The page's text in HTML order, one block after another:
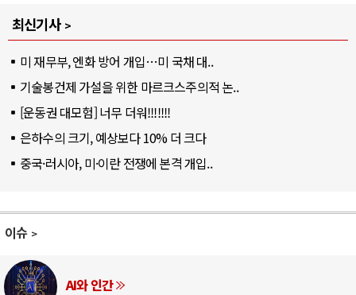
최신기사
미 재무부, 엔화 방어 개입…미 국채 대..
기술봉건제 가설을 위한 마르크스주의적 논..
[운동권 대모험] 너무 더워!!!!!!!
은하수의 크기, 예상보다 10% 더 크다
중국·러시아, 미·이란 전쟁에 본격 개입..
이슈
AI와 인간